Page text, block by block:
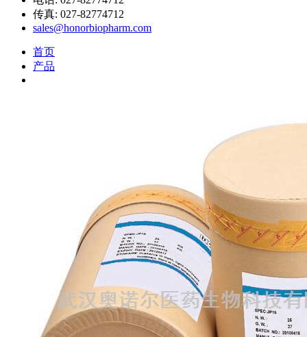
传真: 027-82774712
sales@honorbiopharm.com
首页
产品